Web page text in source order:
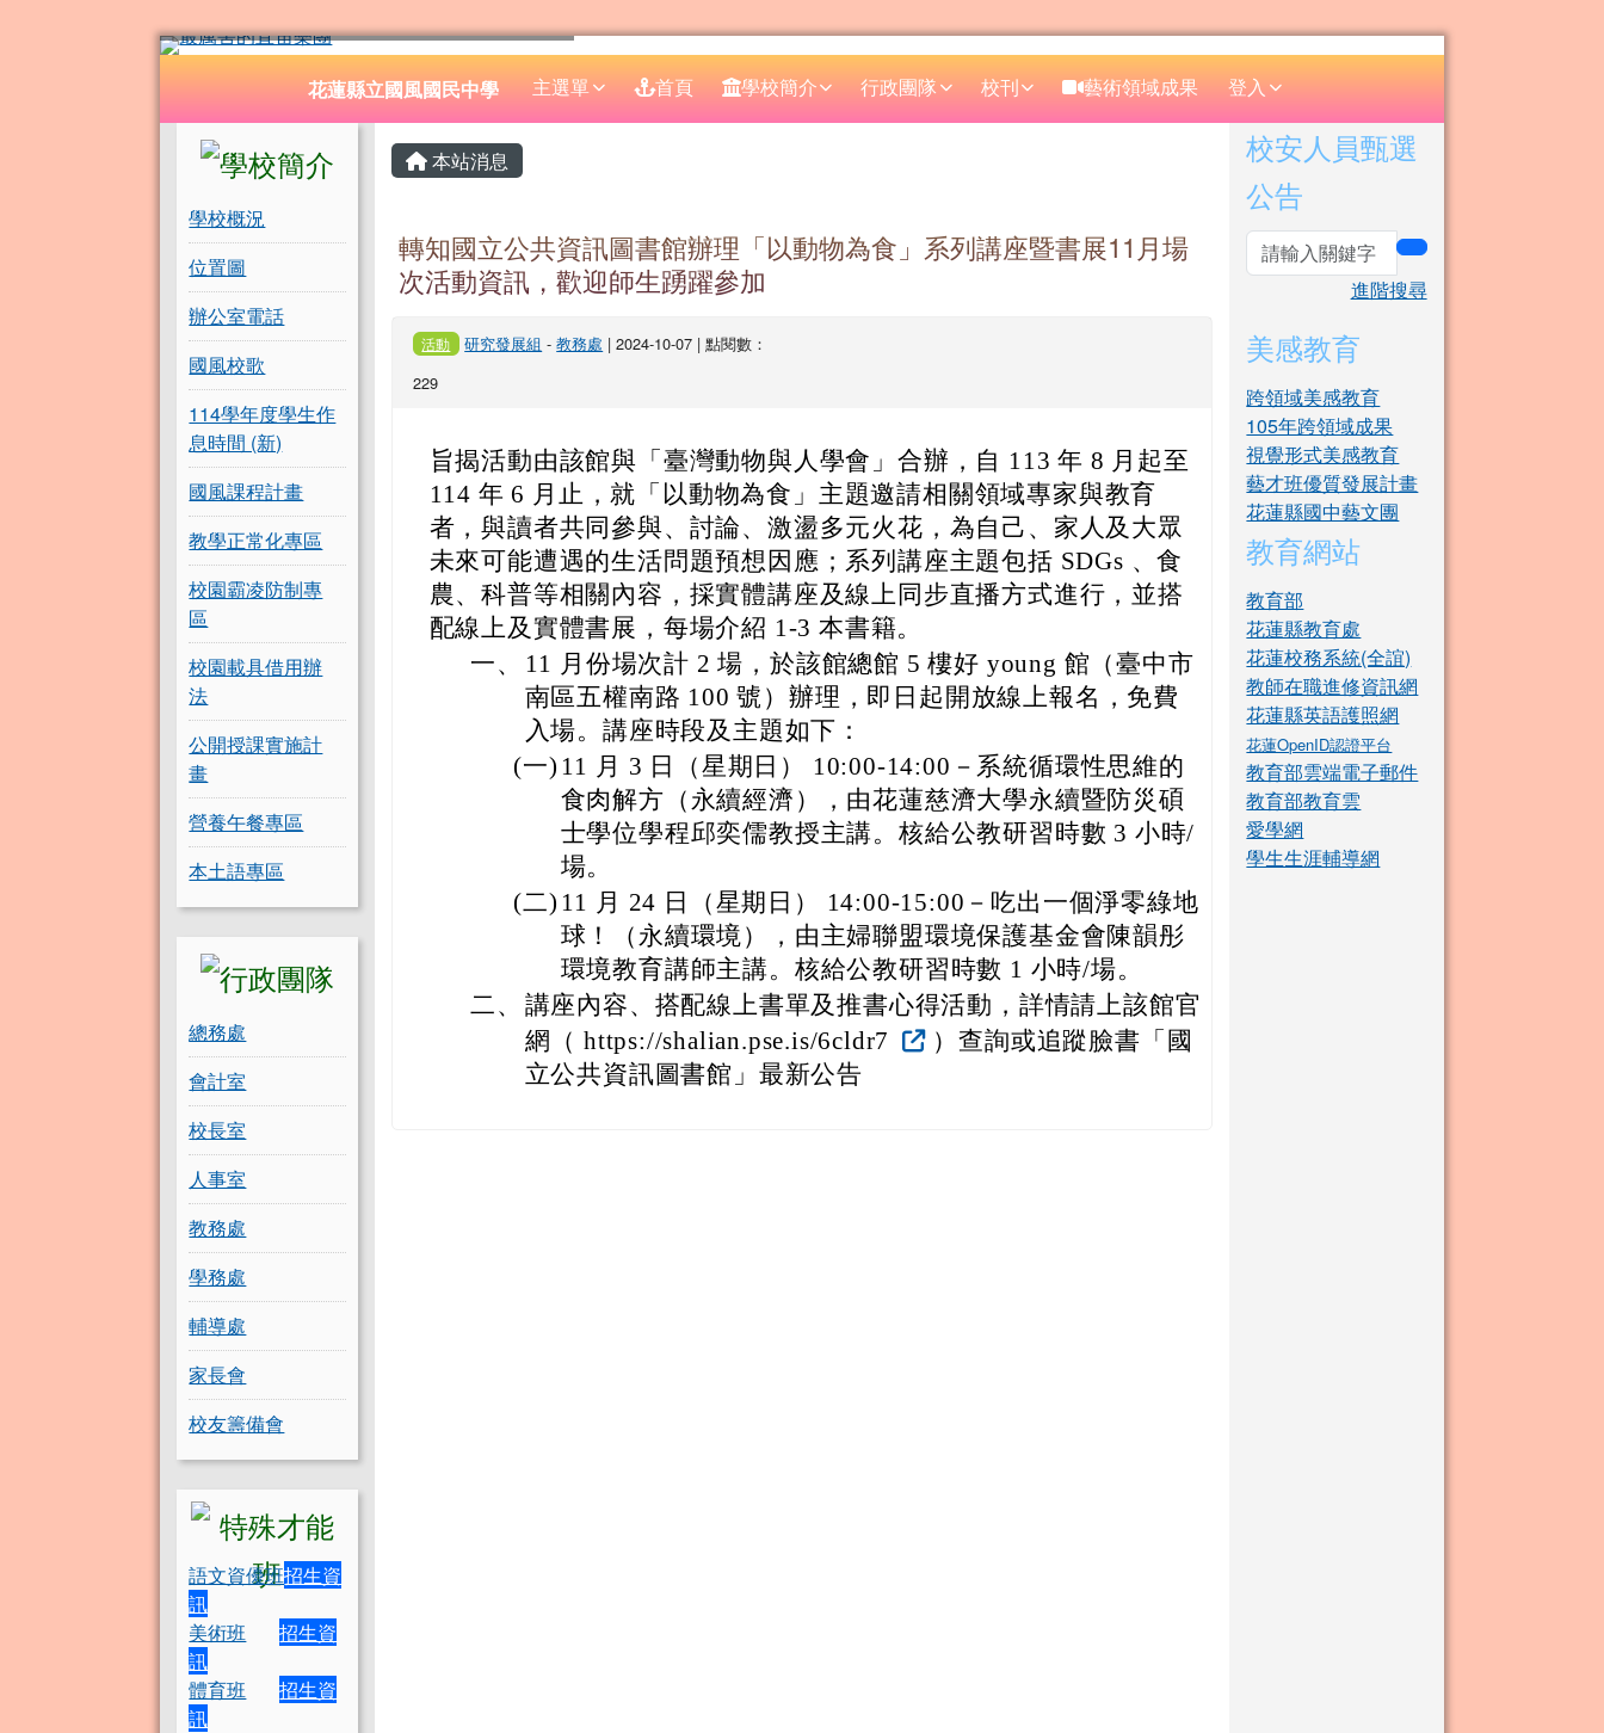
花蓮縣立國風國民中學
導覽列 花蓮縣立國風國民中學 主選單 首頁 學校簡介 行政團隊 校刊 藝術領域成果 登入
左邊區域內容
學校概況
位置圖
辦公室電話
國風校歌
114學年度學生作
息時間 (新)
國風課程計畫
教學正常化專區
校園霸凌防制專
區
校園載具借用辦
法
公開授課實施計
畫
營養午餐專區
本土語專區
總務處
會計室
校長室
人事室
教務處
學務處
輔導處
家長會
校友籌備會
語文資優班招生資
訊
美術班
招生資
訊
體育班
招生資
訊
主內容區域
本站消息
轉知國立公共資訊圖書館辦理「以動物為食」系列講座暨書展11月場
次活動資訊，歡迎師生踴躍參加
活動 研究發展組 -教務處 | 2024-10-07 | 點閱數：
229
旨揭活動由該館與「臺灣動物與人學會」合辦，自 113 年 8 月起至
114 年 6 月止，就「以動物為食」主題邀請相關領域專家與教育
者，與讀者共同參與、討論、激盪多元火花，為自己、家人及大眾
未來可能遭遇的生活問題預想因應；系列講座主題包括 SDGs 、食
農、科普等相關內容，採實體講座及線上同步直播方式進行，並搭
配線上及實體書展，每場介紹 1-3 本書籍。
一、
11 月份場次計 2 場，於該館總館 5 樓好 young 館（臺中市
南區五權南路 100 號）辦理，即日起開放線上報名，免費
入場。講座時段及主題如下：
(一) 11 月 3 日（星期日） 10:00-14:00－系統循環性思維的
食肉解方（永續經濟），由花蓮慈濟大學永續暨防災碩
士學位學程邱奕儒教授主講。核給公教研習時數 3 小時/
場。
(二) 11 月 24 日（星期日） 14:00-15:00－吃出一個淨零綠地
球！（永續環境），由主婦聯盟環境保護基金會陳韻彤
環境教育講師主講。核給公教研習時數 1 小時/場。
二、 講座內容、搭配線上書單及推書心得活動，詳情請上該館官
網（ https://shalian.pse.is/6cldr7
）查詢或追蹤臉書「國
立公共資訊圖書館」最新公告
右邊區域內容
校安人員甄選
公告
search
進階搜尋
美感教育
跨領域美感教育
105年跨領域成果
視覺形式美感教育
藝才班優質發展計畫
花蓮縣國中藝文團
教育網站
教育部
花蓮縣教育處
花蓮校務系統(全誼)
教師在職進修資訊網
花蓮縣英語護照網
花蓮OpenID認證平台
教育部雲端電子郵件
教育部教育雲
愛學網
學生生涯輔導網
頁尾區域